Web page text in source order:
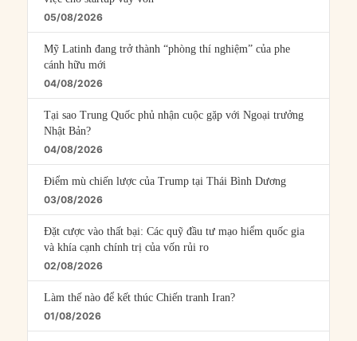
05/08/2026
Mỹ Latinh đang trở thành “phòng thí nghiệm” của phe
cánh hữu mới
04/08/2026
Tại sao Trung Quốc phủ nhận cuộc gặp với Ngoại trưởng
Nhật Bản?
04/08/2026
Điểm mù chiến lược của Trump tại Thái Bình Dương
03/08/2026
Đặt cược vào thất bại: Các quỹ đầu tư mạo hiểm quốc gia
và khía cạnh chính trị của vốn rủi ro
02/08/2026
Làm thế nào để kết thúc Chiến tranh Iran?
01/08/2026